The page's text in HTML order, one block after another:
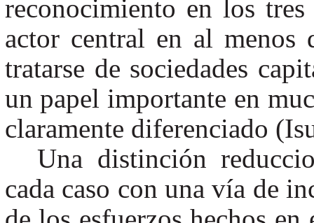
reconocimiento en los
actor central en al menos
tratarse de sociedades
un papel importante en
claramente diferenciado
Una distinción
cada caso con una vía de